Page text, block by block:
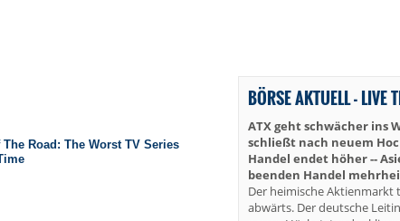
BÖRSE AKTUELL - LIVE
ATX geht schwächer ins
schließt nach neuem
Handel endet höher --
beenden Handel
Der heimische Aktienmarkt
abwärts. Der deutsche